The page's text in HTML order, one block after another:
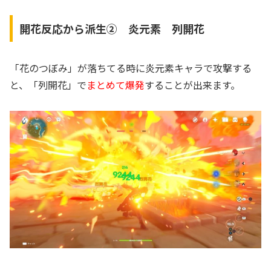
開花反応から派生② 炎元素 列開花
「花のつぼみ」が落ちてる時に炎元素キャラで攻撃する
と、「列開花」でまとめて爆発することが出来ます。